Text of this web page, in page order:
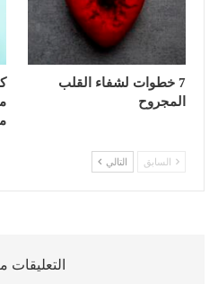
7 خطوات لشفاء القلب
المجروح
السابق التالي
التعليقات